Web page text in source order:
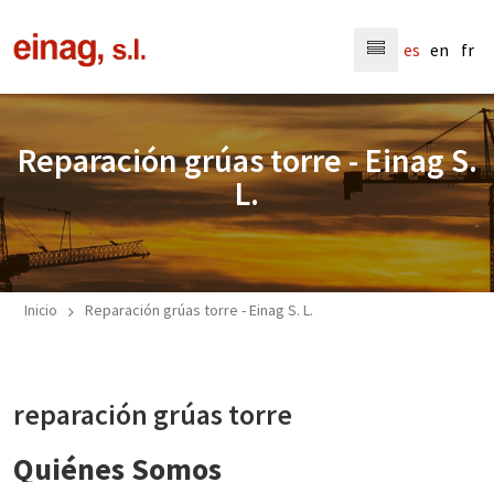
Menú
es en fr
Reparación grúas torre - Einag S.
L.
Inicio Reparación grúas torre - Einag S. L.
reparación grúas torre
Quiénes Somos